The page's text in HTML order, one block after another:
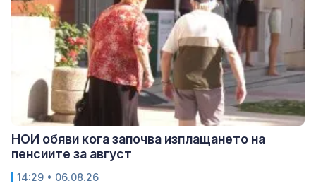
НОИ обяви кога започва изплащането на
пенсиите за август
14:29 • 06.08.26